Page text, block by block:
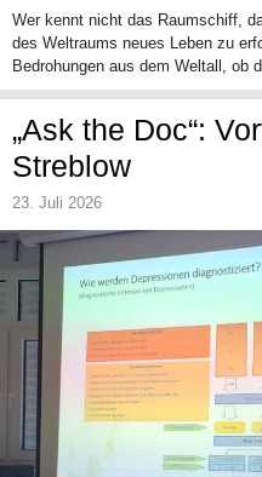
Wer kennt nicht das Raumschiff,
des Weltraums neues Leben zu
Bedrohungen aus dem Weltall, ob
„Ask the Doc“:
Streblow
23. Juli 2026